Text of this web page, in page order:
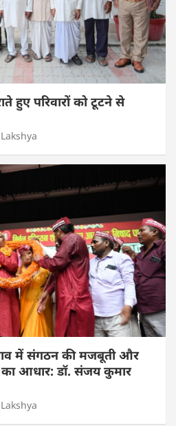
हुए परिवारों को टूटने से
में संगठन की मजबूती और
का आधार: डॉ. संजय कुमार